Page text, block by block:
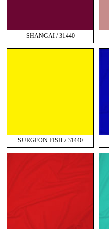
SHANGAI / 31440
SURGEON FISH / 31440